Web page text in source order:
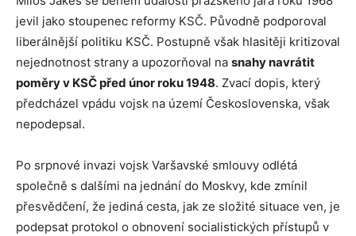
jevil jako stoupenec reformy KSČ. Původně podporoval
liberálnější politiku KSČ. Postupně však hlasitěji kritizoval
nejednotnost strany a upozorňoval na snahy navrátit
poměry v KSČ před únor roku 1948. Zvací dopis, který
předcházel vpádu vojsk na území Československa, však
nepodepsal.
Po srpnové invazi vojsk Varšavské smlouvy odlétá
společně s dalšími na jednání do Moskvy, kde zmínil
přesvědčení, že jediná cesta, jak ze složité situace ven, je
podepsat protokol o obnovení socialistických přístupů v